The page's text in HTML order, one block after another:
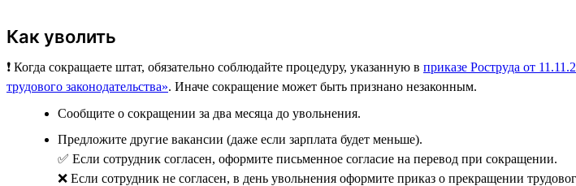
Как уволить
❗️ Когда сокращаете штат, обязательно соблюдайте процедуру, указанную в приказе Роструда от
трудового законодательства». Иначе сокращение может быть признано незаконным.
Сообщите о сокращении за два месяца до увольнения.
Предложите другие вакансии (даже если зарплата будет меньше).
✅ Если сотрудник согласен, оформите письменное согласие на перевод при сокращении.
❌ Если сотрудник не согласен, в день увольнения оформите приказ о прекращении